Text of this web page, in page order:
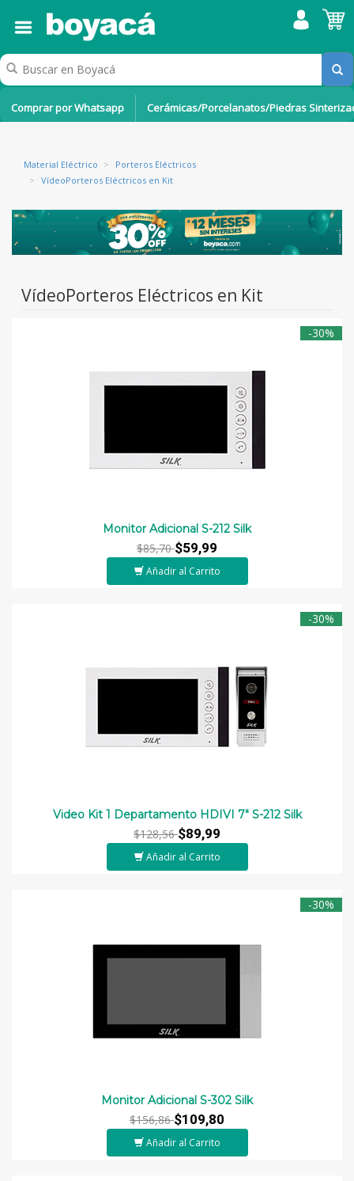
Comprar por Whatsapp Cerámicas/Porcelanatos/Piedras
Material Eléctrico >
Porteros Eléctricos
> VídeoPorteros Eléctricos en Kit
VídeoPorteros Eléctricos en Kit
-30%
Monitor Adicional S-212 Silk
$85,70$59,99
Añadir al Carrito
-30%
Video Kit 1 Departamento HDIVI 7" S-212 Silk
$128,56$89,99
Añadir al Carrito
-30%
Monitor Adicional S-302 Silk
$156,86$109,80
Añadir al Carrito